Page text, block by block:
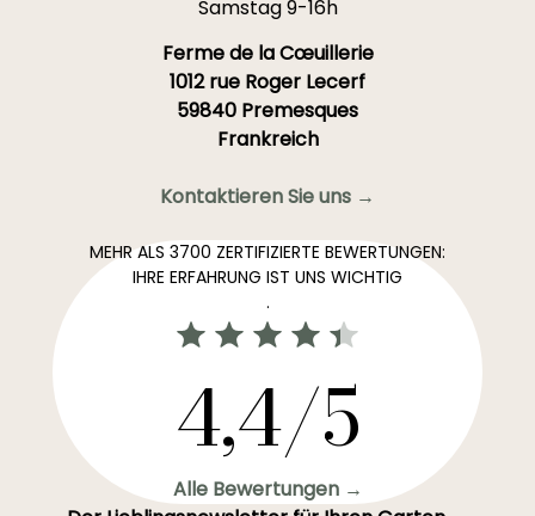
Samstag 9-16h
Ferme de la Cœuillerie
1012 rue Roger Lecerf
59840 Premesques
Frankreich
Kontaktieren Sie uns →
MEHR ALS 3700 ZERTIFIZIERTE BEWERTUNGEN:
IHRE ERFAHRUNG IST UNS WICHTIG
.
4,4/5
Alle Bewertungen →